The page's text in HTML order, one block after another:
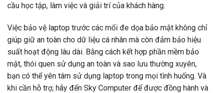
cầu học tập, làm việc và giải trí của khách hàng.
Việc bảo vệ laptop trước các mối đe dọa bảo mật không chỉ
giúp giữ an toàn cho dữ liệu cá nhân mà còn đảm bảo hiệu
suất hoạt động lâu dài. Bằng cách kết hợp phần mềm bảo
mật, thói quen sử dụng an toàn và sao lưu thường xuyên,
bạn có thể yên tâm sử dụng laptop trong mọi tình huống. Và
khi cần hỗ trợ, hãy đến Sky Computer để được đồng hành và